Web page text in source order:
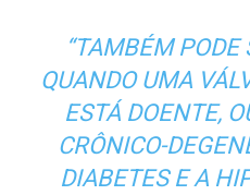
“TAMBÉM
QUANDO UMA
ESTÁ DOENTE,
CRÔNICO-
DIABETES E A